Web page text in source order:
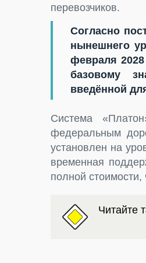
перевозчиков.
Согласно
нынешнего
февраля
базовому
введённой
Система
федеральным
установлен на
временная
полной
Читайте